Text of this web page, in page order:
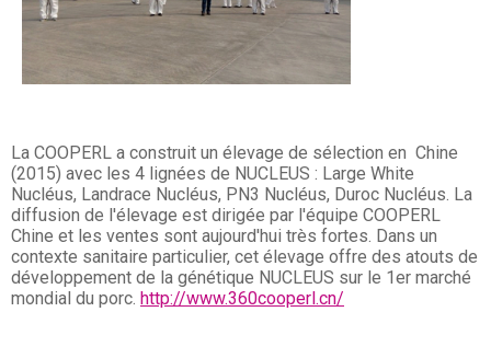
La COOPERL a construit un élevage de sélection en Chine
(2015) avec les 4 lignées de NUCLEUS : Large White
Nucléus, Landrace Nucléus, PN3 Nucléus, Duroc Nucléus. La
diffusion de l'élevage est dirigée par l'équipe COOPERL
Chine et les ventes sont aujourd'hui très fortes. Dans un
contexte sanitaire particulier, cet élevage offre des atouts de
développement de la génétique NUCLEUS sur le 1er marché
mondial du porc. http://www.360cooperl.cn/